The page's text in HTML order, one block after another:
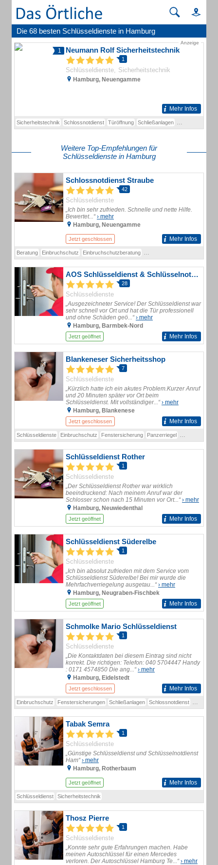
Die 68 besten Schlüsseldienste in Hamburg
Anzeige
1 Neumann Rolf Sicherheitstechnik
1
Schlüsseldienste Sicherheitstechnik
Hamburg, Neuengamme
Mehr Infos
Sicherheitstechnik Schlossnotdienst Türöffnung Schließanlagen
Weitere Top-Empfehlungen für
Schlüsseldienste in Hamburg
Schlossnotdienst Straube
42
Schlüsseldienste
„Ich bin sehr zufrieden. Schnelle und nette Hilfe.
Bewertet...“› mehr
Hamburg, Neuengamme
Jetzt geschlossen Mehr Infos
Beratung Einbruchschutz Einbruchschutzberatung
AOS Schlüsseldienst & Schlüsselnotdienst Hamburg
28
Schlüsseldienste
„Ausgezeichneter Service! Der Schlüsseldienst war
sehr schnell vor Ort und hat die Tür professionell
und ohne Schäden geö...“› mehr
Hamburg, Barmbek-Nord
Jetzt geöffnet Mehr Infos
Blankeneser Sicherheitsshop
7
Schlüsseldienste
„Kürzlich hatte ich ein akutes Problem.Kurzer Anruf
und 20 Minuten später vor Ort beim
Schlüsseldienst. Mit vollständiger...“› mehr
Hamburg, Blankenese
Jetzt geschlossen Mehr Infos
Schlüsseldienste Einbruchschutz Fenstersicherung Panzerriegel
Schlüsseldienst Rother
1
Schlüsseldienste
„Der Schlüsseldienst Rother war wirklich
beeindruckend: Nach meinem Anruf war der
Schlosser schon nach 15 Minuten vor Ort...“› mehr
Hamburg, Neuwiedenthal
Jetzt geöffnet Mehr Infos
Schlüsseldienst Süderelbe
1
Schlüsseldienste
„Ich bin absolut zufrieden mit dem Service vom
Schlüsseldienst Süderelbe! Bei mir wurde die
Mehrfachverriegelung ausgetau...“› mehr
Hamburg, Neugraben-Fischbek
Jetzt geöffnet Mehr Infos
Schmolke Mario Schlüsseldienst
1
Schlüsseldienste
„Die Kontaktdaten bei diesem Eintrag sind nicht
korrekt. Die richtigen: Telefon: 040 5704447 Handy
: 0171 4574850 Die ang...“› mehr
Hamburg, Eidelstedt
Jetzt geschlossen Mehr Infos
Einbruchschutz Fenstersicherungen Schließanlagen Schlossnotdienst
Tabak Semra
1
Schlüsseldienste
„Günstige Schlüsseldienst und Schlüsselnotdienst
Ham“› mehr
Hamburg, Rotherbaum
Jetzt geöffnet Mehr Infos
Schlüsseldienst Sicherheitstechnik
Thosz Pierre
1
Schlüsseldienste
„Konnte sehr gute Erfahrungen machen. Habe
meinen Autoschlüssel für einen Mercedes
verloren. Der Autoschlüssel Hamburg Te...“› mehr